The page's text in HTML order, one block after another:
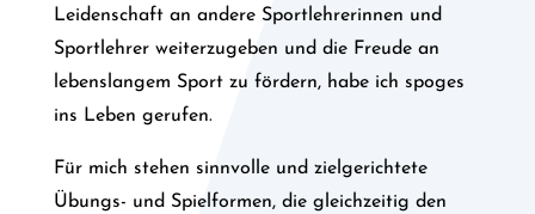
Leidenschaft an andere Sportlehrerinnen und
Sportlehrer weiterzugeben und die Freude an
lebenslangem Sport zu fördern, habe ich spoges
ins Leben gerufen.
Für mich stehen sinnvolle und zielgerichtete
Übungs- und Spielformen, die gleichzeitig den